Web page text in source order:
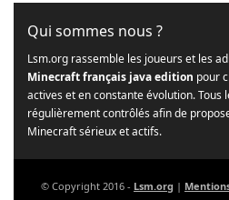
Qui sommes nous ?
Lsm.org rassemble les joueurs et les
Minecraft français java edition pour
actives et en constante évolution. Tous
régulièrement contrôlés afin de
Minecraft sérieux et actifs.
© Copyright 2016 - Lsm.org |